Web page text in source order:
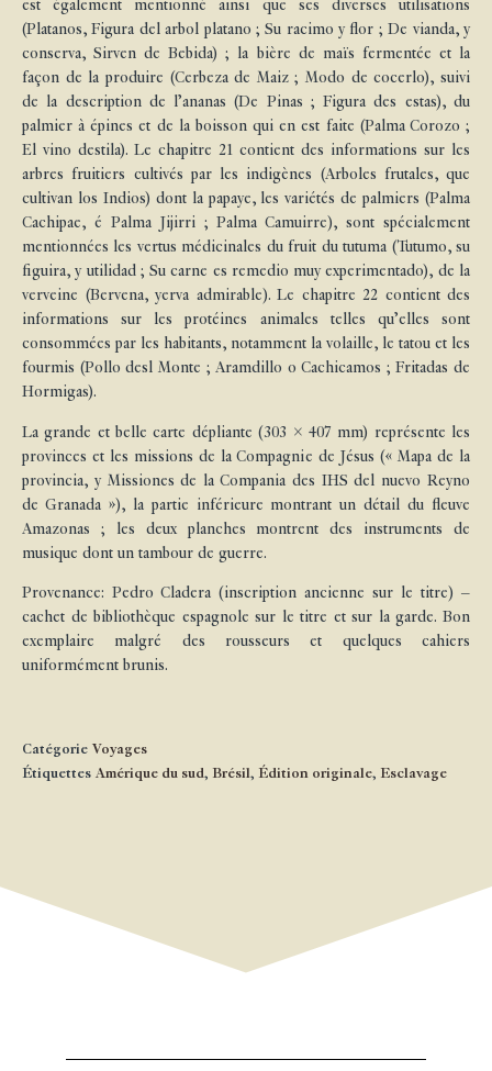
est également mentionné ainsi que ses diverses utilisations
(Platanos, Figura del arbol platano ; Su racimo y flor ; De vianda, y
conserva, Sirven de Bebida) ; la bière de maïs fermentée et la
façon de la produire (Cerbeza de Maiz ; Modo de cocerlo), suivi
de la description de l’ananas (De Pinas ; Figura des estas), du
palmier à épines et de la boisson qui en est faite (Palma Corozo ;
El vino destila). Le chapitre 21 contient des informations sur les
arbres fruitiers cultivés par les indigènes (Arboles frutales, que
cultivan los Indios) dont la papaye, les variétés de palmiers (Palma
Cachipae, é Palma Jijirri ; Palma Camuirre), sont spécialement
mentionnées les vertus médicinales du fruit du tutuma (Tutumo, su
figuira, y utilidad ; Su carne es remedio muy experimentado), de la
verveine (Bervena, yerva admirable). Le chapitre 22 contient des
informations sur les protéines animales telles qu’elles sont
consommées par les habitants, notamment la volaille, le tatou et les
fourmis (Pollo desl Monte ; Aramdillo o Cachicamos ; Fritadas de
Hormigas).
La grande et belle carte dépliante (303 x 407 mm) représente les
provinces et les missions de la Compagnie de Jésus (« Mapa de la
provincia, y Missiones de la Compania des IHS del nuevo Reyno
de Granada »), la partie inférieure montrant un détail du fleuve
Amazonas ; les deux planches montrent des instruments de
musique dont un tambour de guerre.
Provenance: Pedro Cladera (inscription ancienne sur le titre) –
cachet de bibliothèque espagnole sur le titre et sur la garde. Bon
exemplaire malgré des rousseurs et quelques cahiers
uniformément brunis.
Catégorie Voyages
Étiquettes Amérique du sud, Brésil, Édition originale, Esclavage